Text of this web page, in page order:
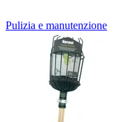
Pulizia e manutenzione